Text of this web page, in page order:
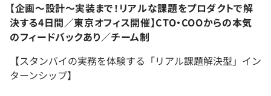
【企画〜設計〜実装まで！リアルな課題をプロダクトで解
決する4日間／東京オフィス開催】CTO・COOからの本気
のフィードバックあり／チーム制
【スタンバイの実務を体験する「リアル課題解決型」イン
ターンシップ】